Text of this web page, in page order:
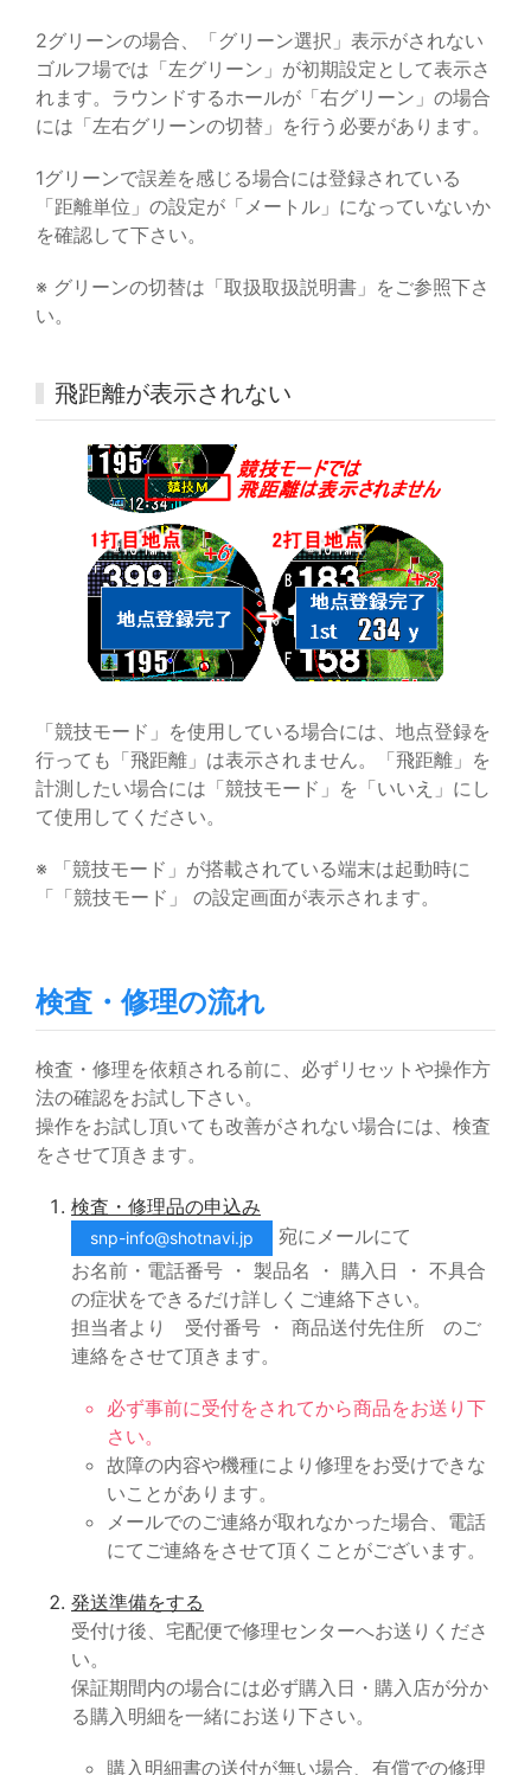
2グリーンの場合、「グリーン選択」表示がされない
ゴルフ場では「左グリーン」が初期設定として表示さ
れます。ラウンドするホールが「右グリーン」の場合
には「左右グリーンの切替」を行う必要があります。
1グリーンで誤差を感じる場合には登録されている
「距離単位」の設定が「メートル」になっていないか
を確認して下さい。
※ グリーンの切替は「取扱取扱説明書」をご参照下さ
い。
飛距離が表示されない
「競技モード」を使用している場合には、地点登録を
行っても「飛距離」は表示されません。「飛距離」を
計測したい場合には「競技モード」を「いいえ」にし
て使用してください。
※ 「競技モード」が搭載されている端末は起動時に
「「競技モード」 の設定画面が表示されます。
検査・修理の流れ
検査・修理を依頼される前に、必ずリセットや操作方
法の確認をお試し下さい。
操作をお試し頂いても改善がされない場合には、検査
をさせて頂きます。
検査・修理品の申込み
snp-info@shotnavi.jp
宛にメールにて
お名前・電話番号 ・ 製品名 ・ 購入日 ・ 不具合
の症状をできるだけ詳しくご連絡下さい。
担当者より 受付番号 ・ 商品送付先住所 のご
連絡をさせて頂きます。
必ず事前に受付をされてから商品をお送り下
さい。
故障の内容や機種により修理をお受けできな
いことがあります。
メールでのご連絡が取れなかった場合、電話
にてご連絡をさせて頂くことがございます。
発送準備をする
受付け後、宅配便で修理センターへお送りくださ
い。
保証期間内の場合には必ず購入日・購入店が分か
る購入明細を一緒にお送り下さい。
購入明細書の送付が無い場合、有償での修理